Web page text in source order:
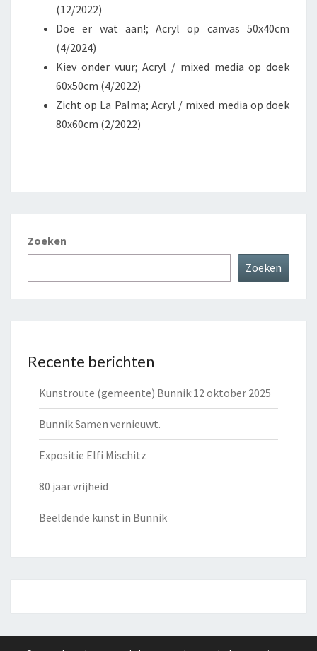
(12/2022)
Doe er wat aan!; Acryl op canvas 50x40cm
(4/2024)
Kiev onder vuur; Acryl / mixed media op doek
60x50cm (4/2022)
Zicht op La Palma; Acryl / mixed media op doek
80x60cm (2/2022)
Zoeken
Zoeken
Recente berichten
Kunstroute (gemeente) Bunnik:12 oktober 2025
Bunnik Samen vernieuwt.
Expositie Elfi Mischitz
80 jaar vrijheid
Beeldende kunst in Bunnik